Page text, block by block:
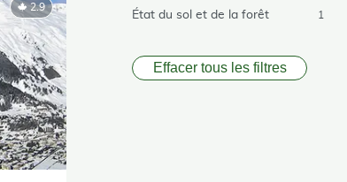
2.9
État du sol et de la forêt 1
Effacer tous les filtres